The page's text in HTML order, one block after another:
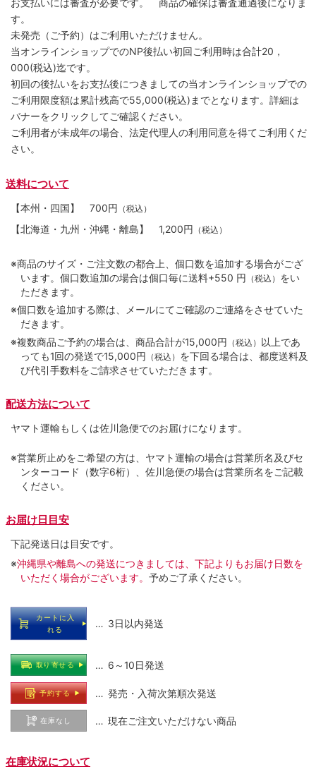
お支払いには審査が必要です。 商品の確保は審査通過後になりま
す。
未発売（ご予約）はご利用いただけません。
当オンラインショップでのNP後払い初回ご利用時は合計20，
000(税込)迄です。
初回の後払いをお支払後につきましての当オンラインショップでの
ご利用限度額は累計残高で55,000(税込)までとなります。詳細は
バナーをクリックしてご確認ください。
ご利用者が未成年の場合、法定代理人の利用同意を得てご利用くだ
さい。
送料について
【本州・四国】 700円 （税込）
【北海道・九州・沖縄・離島】 1,200円 （税込）
※商品のサイズ・ご注文数の都合上、個口数を追加する場合がござ
います。個口数追加の場合は個口毎に送料+550 円 （税込） をい
ただきます。
※個口数を追加する際は、メールにてご確認のご連絡をさせていた
だきます。
※複数商品ご予約の場合は、商品合計が15,000円 （税込） 以上であ
っても1回の発送で15,000円 （税込） を下回る場合は、都度送料及
び代引手数料をご請求させていただきます。
配送方法について
ヤマト運輸もしくは佐川急便でのお届けになります。
※営業所止めをご希望の方は、ヤマト運輸の場合は営業所名及びセ
ンターコード（数字6桁）、佐川急便の場合は営業所名をご記載
ください。
お届け日目安
下記発送日は目安です。
※沖縄県や離島への発送につきましては、下記よりもお届け日数を
いただく場合がございます。 予めご了承ください。
カートに入
れる
… 3日以内発送
取り寄せる … 6～10日発送
予約する … 発売・入荷次第順次発送
在庫なし … 現在ご注文いただけない商品
在庫状況について